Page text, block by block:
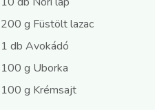
200 g Füstölt lazac
1 db Avokádó
100 g Uborka
100 g Krémsajt